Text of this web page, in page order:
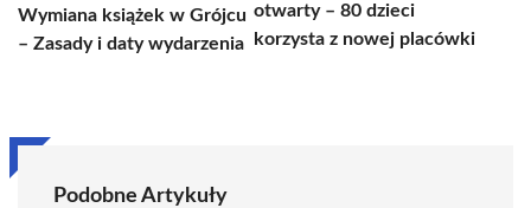
Wymiana książek w Grójcu
– Zasady i daty wydarzenia
otwarty – 80 dzieci
korzysta z nowej placówki
Podobne Artykuły